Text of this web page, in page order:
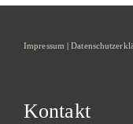
Impressum |
Kontakt